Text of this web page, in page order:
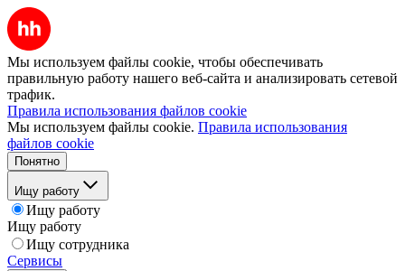
Мы используем файлы cookie, чтобы обеспечивать
правильную работу нашего веб-сайта и анализировать сетевой
трафик.
Правила использования файлов cookie
Мы используем файлы cookie. Правила использования
файлов cookie
Понятно
Ищу работу
Ищу работу
Ищу работу
Ищу сотрудника
Сервисы